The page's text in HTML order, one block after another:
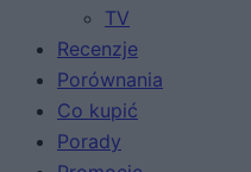
TV
Recenzje
Porównania
Co kupić
Porady